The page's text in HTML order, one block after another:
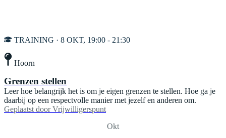
TRAINING · 8 OKT, 19:00 - 21:30
Hoorn
Grenzen stellen
Leer hoe belangrijk het is om je eigen grenzen te stellen. Hoe ga je
daarbij op een respectvolle manier met jezelf en anderen om.
Geplaatst door Vrijwilligerspunt
Okt